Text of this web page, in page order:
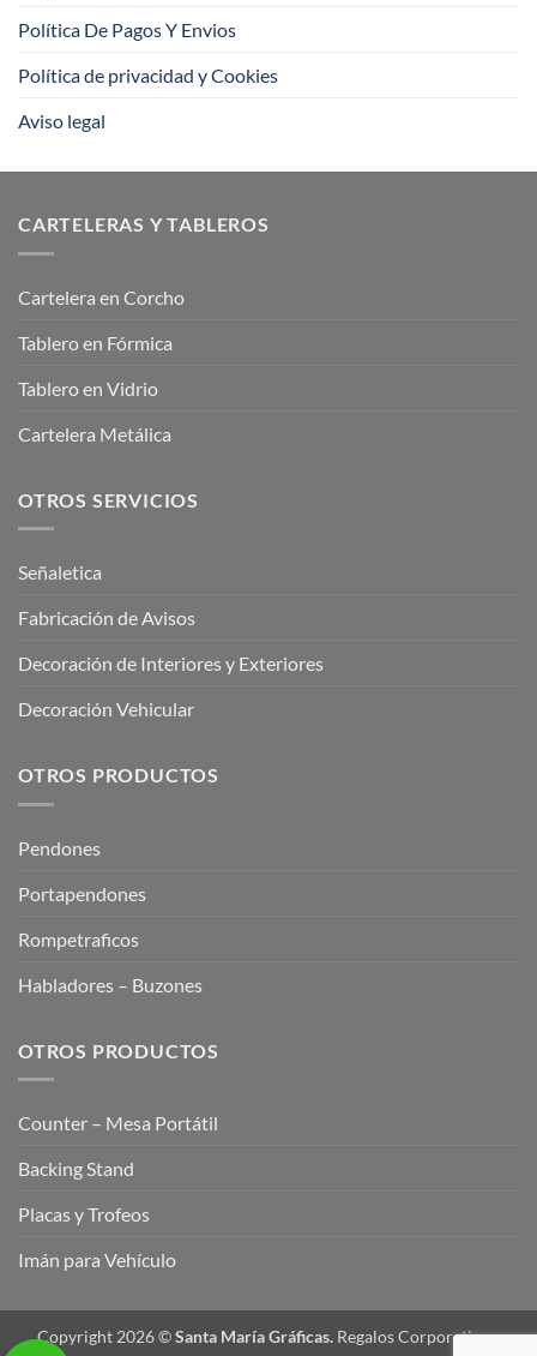
Política De Pagos Y Envios
Política de privacidad y Cookies
Aviso legal
CARTELERAS Y TABLEROS
Cartelera en Corcho
Tablero en Fórmica
Tablero en Vidrio
Cartelera Metálica
OTROS SERVICIOS
Señaletica
Fabricación de Avisos
Decoración de Interiores y Exteriores
Decoración Vehicular
OTROS PRODUCTOS
Pendones
Portapendones
Rompetraficos
Habladores – Buzones
OTROS PRODUCTOS
Counter – Mesa Portátil
Backing Stand
Placas y Trofeos
Imán para Vehículo
Copyright 2026 ©Santa María Gráficas.Regalos Corporativos,